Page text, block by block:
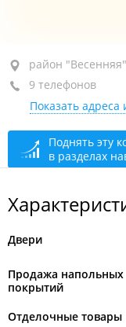
район
+7 (423) 238-42-00
+7 (423) 238-42-02
закрыто,
район
9 телефонов
Показать адреса
Поднять эту
в разделах
Двери
Продажа напольных
покрытий
Отделочные товары